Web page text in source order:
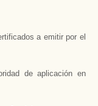
a emitir por el
de aplicación en